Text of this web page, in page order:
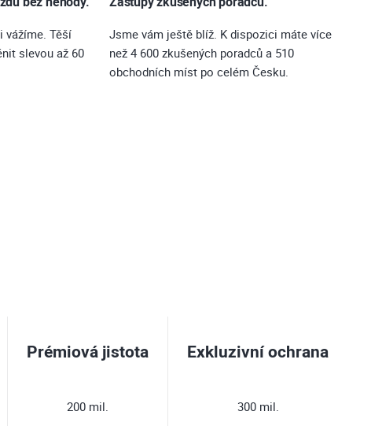
vážíme. Těší
slevou až 60
Jsme vám ještě blíž. K dispozici máte více
než 4 600 zkušených poradců a 510
obchodních míst po celém Česku.
Prémiová jistota Exkluzivní ochrana
200 mil. 300 mil.